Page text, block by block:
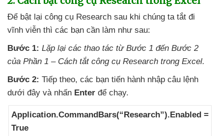
Để bật lại công cụ Research sau khi chúng ta tắt đi
vĩnh viễn thì các bạn cần làm như sau:
Bước 1: Lặp lại các thao tác từ Bước 1 đến Bước 2
của Phần 1 – Cách tắt công cụ Research trong Excel.
Bước 2: Tiếp theo, các bạn tiến hành nhập câu lệnh
dưới đây và nhấn Enter để chạy.
Application.CommandBars(“Research”).Enabled =
True